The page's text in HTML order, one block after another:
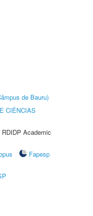
de Bauru)
CIÊNCIAS
Academic
Fapesp